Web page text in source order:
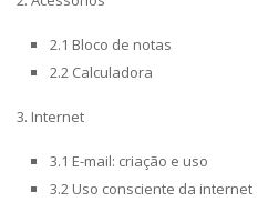
2.1 Bloco de notas
2.2 Calculadora
3. Internet
3.1 E-mail: criação e uso
3.2 Uso consciente da internet